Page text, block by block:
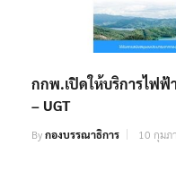
กกพ.เปิดให้บริการไฟฟ้
– UGT
Byกองบรรณาธิการ 10 กุมภ